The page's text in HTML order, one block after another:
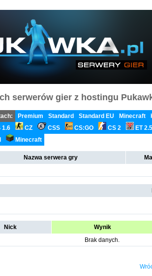
serwerów gier z hostingu
Premium Standard Standard EU Minecraft
1.6 CZ CSS CS:GO CS 2
ET
Minecraft
Nazwa serwera gry
Nick
Wynik
Brak danych.